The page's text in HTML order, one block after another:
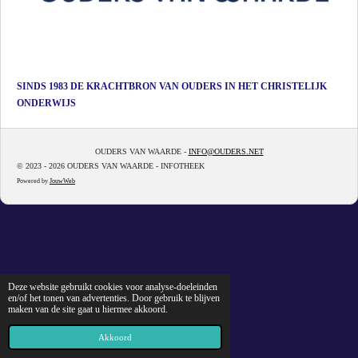
Deze website gebruikt cookies voor analyse-doeleinden
en/of het tonen van advertenties. Door gebruik te blijven
maken van de site gaat u hiermee akkoord.
Akkoord
SINDS 1983 DE KRACHTBRON VAN OUDERS IN HET CHRISTELIJK
ONDERWIJS
OUDERS VAN WAARDE - INFO@OUDERS.NET
© 2023 - 2026 OUDERS VAN WAARDE - INFOTHEEK
Powered by JouwWeb